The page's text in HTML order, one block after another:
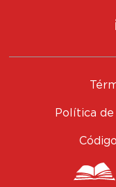
Política